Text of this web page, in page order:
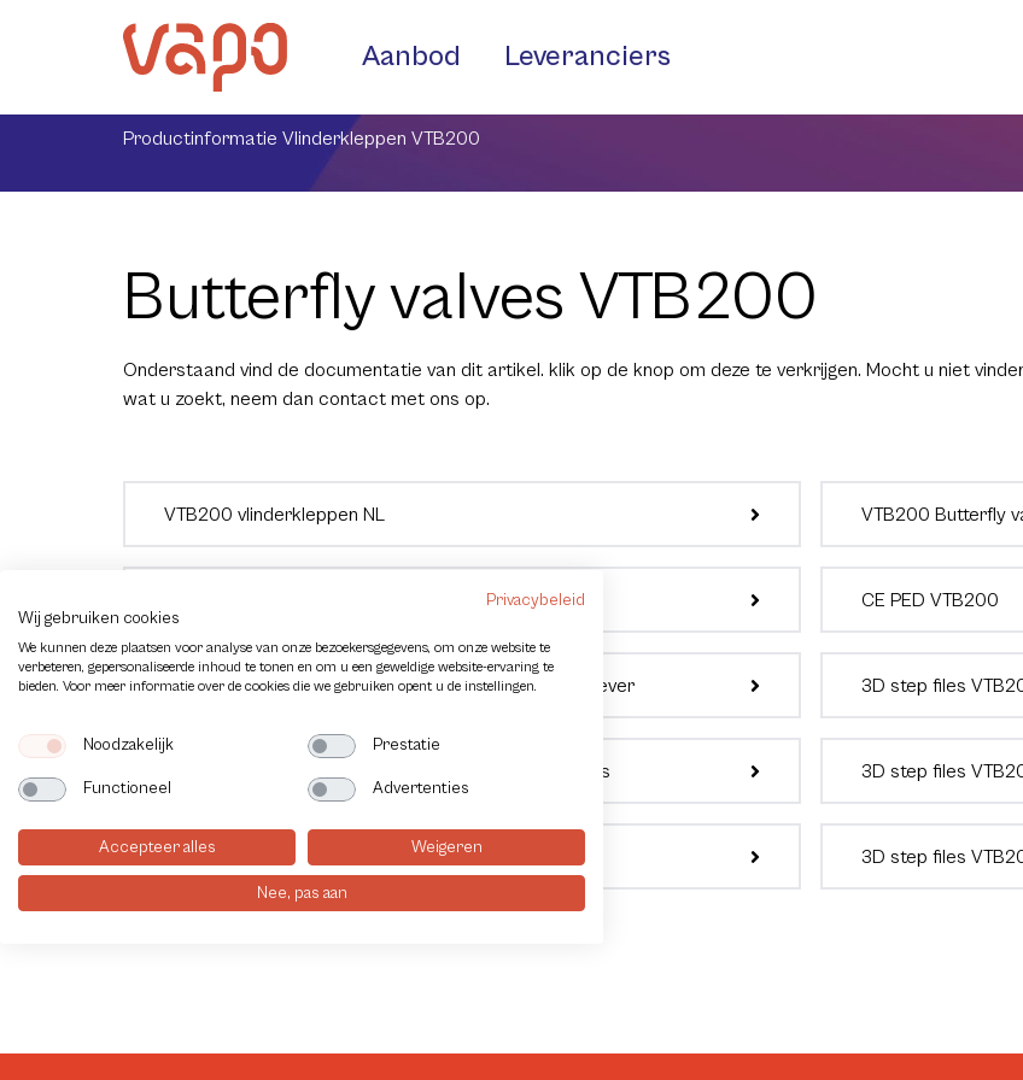
Aanbod Leveranciers
Productinformatie Vlinderkleppen VTB200
Butterfly valves VTB200
Onderstaand vind de documentatie van dit artikel. klik op de knop om deze te verkrijgen. Mocht u niet
wat u zoekt, neem dan contact met ons op.
VTB200 vlinderkleppen NL VTB200 Butterfly
CE PED VTB200
3D step files VTB200 Wafer manual operated with lever 3D step files
3D step files VTB200 Wafer electric actuator Valpes 3D step files
3D step files VTB200 Wafer pneumatic actuator AP 3D step files
Privacybeleid
Wij gebruiken cookies
We kunnen deze plaatsen voor analyse van onze bezoekersgegevens, om onze website te
verbeteren, gepersonaliseerde inhoud te tonen en om u een geweldige website-ervaring te
bieden. Voor meer informatie over de cookies die we gebruiken opent u de instellingen.
Noodzakelijk Prestatie
Functioneel Advertenties
Accepteer alles Weigeren
Nee, pas aan